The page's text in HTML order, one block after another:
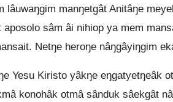
lâuwaŋgim manŋetgât Anitâŋe
aposolo sâm âi nihiop ya mem
Netŋe heroŋe nâŋgâyiŋgim
Yesu Kiristo yâkŋe eŋgatyetŋeâk
konohâk otmâ sânduk sâekgât